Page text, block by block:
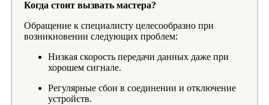
Когда стоит вызвать мастера?
Обращение к специалисту целесообразно при
возникновении следующих проблем:
Низкая скорость передачи данных даже при
хорошем сигнале.
Регулярные сбои в соединении и отключение
устройств.